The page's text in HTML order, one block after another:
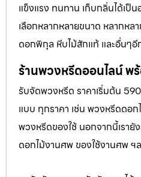
แข็งแรง ทนทาน เก็บกลิ่นได้เป็น
เลือกหลากหลายขนาด หลากห
ดอกพิกุล หีบไม้สักแท้ และอื่นๆอี
ร้านพวงหรีดออนไลน์ พ
รับจัดพวงหรีด ราคาเริ่มต้น
แบบ ทุกราคา เช่น พวงหรีดดอ
พวงหรีดของใช้ นอกจากนี้เรา
ดอกไม้งานศพ ของใช้งานศพ ฯ